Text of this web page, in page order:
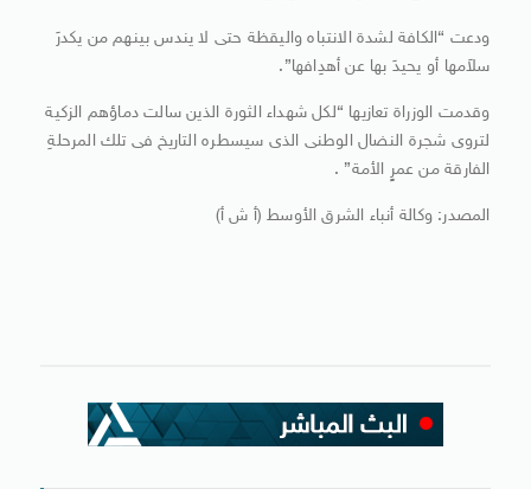
ودعت “الكافة لشدة الانتباه واليقظة حتى لا يندس بينهم من يكدرَ
سلاَمها أو يحيدَ بها عن أهدِافها”.
وقدمت الوزراة تعازيها “لكل شهداء الثورة الذين سالت دماؤهم الزكية
لتروى شجرة النضال الوطنى الذى سيسطره التاريخ فى تلك المرحلةِ
الفارقة من عمرٍ الأمة” .
المصدر: وكالة أنباء الشرق الأوسط (أ ش أ)